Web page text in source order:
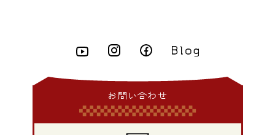
2011年 6月
(15)
2011年 4月
2011年 3月(12)
2011年 2月(12)
2010年 7月
(19)
2010年 5月
2010年 4月(19)
2009年 8月
(25)
(22)
2009年 5月(26)
2008年 9月
(27)
(22)
2008年 6月(25)
お問い合わせ